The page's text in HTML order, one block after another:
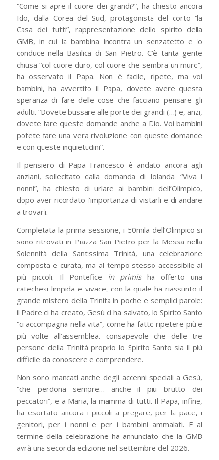
“Come si apre il cuore dei grandi?”, ha chiesto ancora
Ido, dalla Corea del Sud, protagonista del corto “la
Casa dei tutti”, rappresentazione dello spirito della
GMB, in cui la bambina incontra un senzatetto e lo
conduce nella Basilica di San Pietro. C’è tanta gente
chiusa “col cuore duro, col cuore che sembra un muro”,
ha osservato il Papa. Non è facile, ripete, ma voi
bambini, ha avvertito il Papa, dovete avere questa
speranza di fare delle cose che facciano pensare gli
adulti. “Dovete bussare alle porte dei grandi (…) e, anzi,
dovete fare queste domande anche a Dio. Voi bambini
potete fare una vera rivoluzione con queste domande
e con queste inquietudini”.
Il pensiero di Papa Francesco è andato ancora agli
anziani, sollecitato dalla domanda di Iolanda. “Viva i
nonni”, ha chiesto di urlare ai bambini dell’Olimpico,
dopo aver ricordato l’importanza di vistarli e di andare
a trovarli.
Completata la prima sessione, i 50mila dell’Olimpico si
sono ritrovati in Piazza San Pietro per la Messa nella
Solennità della Santissima Trinità, una celebrazione
composta e curata, ma al tempo stesso accessibile ai
più piccoli. Il Pontefice in primisha offerto una
catechesi limpida e vivace, con la quale ha riassunto il
grande mistero della Trinità in poche e semplici parole:
il Padre ci ha creato, Gesù ci ha salvato, lo Spirito Santo
“ci accompagna nella vita”, come ha fatto ripetere più e
più volte all’assemblea, consapevole che delle tre
persone della Trinità proprio lo Spirito Santo sia il più
difficile da conoscere e comprendere.
Non sono mancati anche degli accenni speciali a Gesù,
“che perdona sempre… anche il più brutto dei
peccatori”, e a Maria, la mamma di tutti. Il Papa, infine,
ha esortato ancora i piccoli a pregare, per la pace, i
genitori, per i nonni e per i bambini ammalati. E al
termine della celebrazione ha annunciato che la GMB
avrà una seconda edizione nel settembre del 2026.